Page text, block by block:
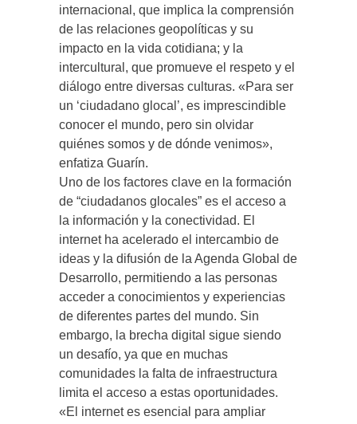
internacional, que implica la comprensión
de las relaciones geopolíticas y su
impacto en la vida cotidiana; y la
intercultural, que promueve el respeto y el
diálogo entre diversas culturas. «Para ser
un ‘ciudadano glocal’, es imprescindible
conocer el mundo, pero sin olvidar
quiénes somos y de dónde venimos»,
enfatiza Guarín.
Uno de los factores clave en la formación
de “ciudadanos glocales” es el acceso a
la información y la conectividad. El
internet ha acelerado el intercambio de
ideas y la difusión de la Agenda Global de
Desarrollo, permitiendo a las personas
acceder a conocimientos y experiencias
de diferentes partes del mundo. Sin
embargo, la brecha digital sigue siendo
un desafío, ya que en muchas
comunidades la falta de infraestructura
limita el acceso a estas oportunidades.
«El internet es esencial para ampliar